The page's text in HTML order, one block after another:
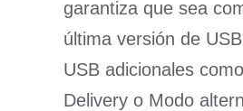
garantiza que sea
última versión de
USB adicionales
Delivery o Modo